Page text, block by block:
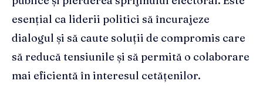
esențial ca liderii politici să încurajeze
dialogul și să caute soluții de compromis care
să reducă tensiunile și să permită o colaborare
mai eficientă în interesul cetățenilor.